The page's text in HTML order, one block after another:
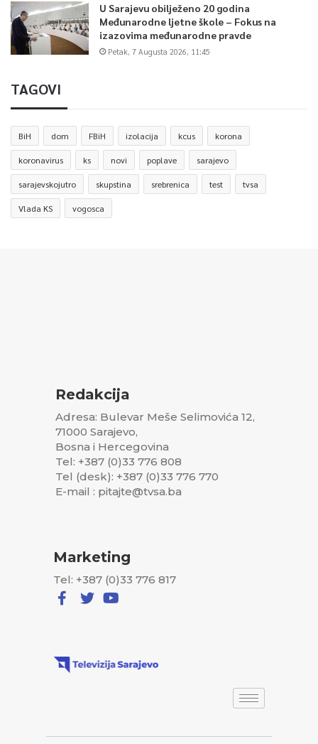
U Sarajevu obilježeno 20 godina
Međunarodne ljetne škole – Fokus na
izazovima međunarodne pravde
Petak, 7 Augusta 2026, 11:45
TAGOVI
BiH dom FBiH izolacija kcus korona
koronavirus ks novi poplave sarajevo
sarajevskojutro skupstina srebrenica test tvsa
Vlada KS vogosca
Redakcija
Adresa: Bulevar Meše Selimovića 12,
71000 Sarajevo,
Bosna i Hercegovina
Tel: +387 (0)33 776 808
Tel (desk): +387 (0)33 776 770
E-mail : pitajte@tvsa.ba
Marketing
Tel: +387 (0)33 776 817